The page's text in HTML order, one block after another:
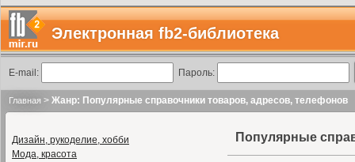
Электронная fb2-библиотека
E-mail: Пароль:
Главная > Жанр: Популярные справочники товаров, адресов, телефонов
Дизайн, рукоделие, хобби
Мода, красота
Популярные